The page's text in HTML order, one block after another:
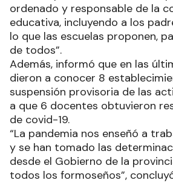
ordenado y responsable de la
educativa, incluyendo a los
lo que las escuelas proponen,
de todos”.
Además, informó que en las
dieron a conocer 8
suspensión provisoria de las
a que 6 docentes obtuvieron
de covid-19.
“La pandemia nos enseñó a
y se han tomado las
desde el Gobierno de la
todos los formoseños”,